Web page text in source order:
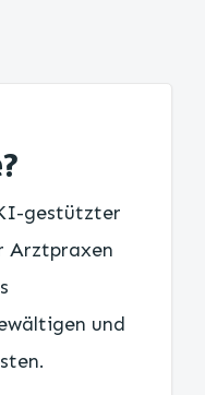
gestützter
Arztpraxen
und